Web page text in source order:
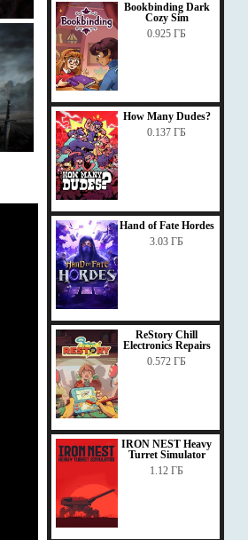
Bookbinding Dark
Cozy Sim
0.925 ГБ
How Many Dudes?
0.137 ГБ
Hand of Fate Hordes
3.03 ГБ
ReStory Chill
Electronics Repairs
0.572 ГБ
IRON NEST Heavy
Turret Simulator
1.12 ГБ